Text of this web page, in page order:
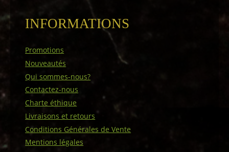
INFORMATIONS
Promotions
Nouveautés
Qui sommes-nous?
Contactez-nous
Charte éthique
Livraisons et retours
Conditions Générales de Vente
Mentions légales